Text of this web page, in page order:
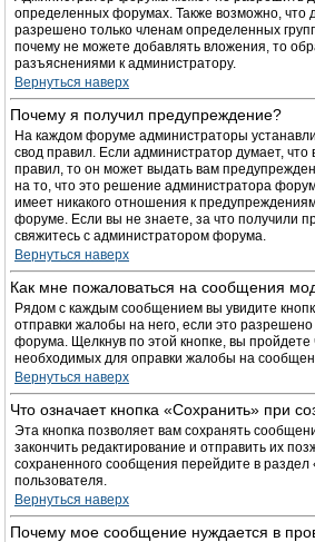
определенных форумах. Также возможно, что
разрешено только членам определенных
почему не можете добавлять вложения, то
разъяснениями к администратору.
Вернуться наверх
Почему я получил предупреждение?
На каждом форуме администраторы
свод правил. Если администратор думает,
правил, то он может выдать вам
на то, что это решение администратора
имеет никакого отношения к
форуме. Если вы не знаете, за что получили
свяжитесь с администратором форума.
Вернуться наверх
Как мне пожаловаться на сообщения
Рядом с каждым сообщением вы увидите
отправки жалобы на него, если это
форума. Щелкнув по этой кнопке, вы пройдете
необходимых для оправки жалобы на
Вернуться наверх
Что означает кнопка «Сохранить» при
Эта кнопка позволяет вам сохранять
закончить редактирование и отправить их
сохраненного сообщения перейдите в раздел
пользователя.
Вернуться наверх
Почему мое сообщение нуждается в